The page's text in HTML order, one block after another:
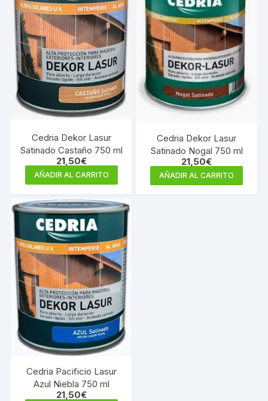
Cedria Dekor Lasur
Satinado Castaño 750 ml
21,50€
AÑADIR AL CARRITO
Cedria Dekor Lasur
Satinado Nogal 750 ml
21,50€
AÑADIR AL CARRITO
Cedria Pacificio Lasur
Azul Niebla 750 ml
21,50€